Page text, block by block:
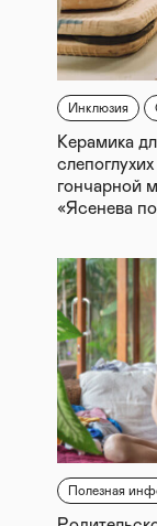
Инклюзия
Керамика
гончарной
«Ясенева
Полезная